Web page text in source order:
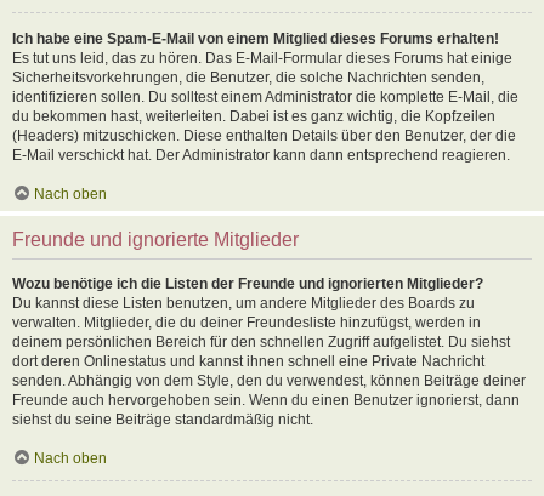
Ich habe eine Spam-E-Mail von einem Mitglied dieses Forums erhalten!
Es tut uns leid, das zu hören. Das E-Mail-Formular dieses Forums hat einige
Sicherheitsvorkehrungen, die Benutzer, die solche Nachrichten senden,
identifizieren sollen. Du solltest einem Administrator die komplette E-Mail, die
du bekommen hast, weiterleiten. Dabei ist es ganz wichtig, die Kopfzeilen
(Headers) mitzuschicken. Diese enthalten Details über den Benutzer, der die
E-Mail verschickt hat. Der Administrator kann dann entsprechend reagieren.
Nach oben
Freunde und ignorierte Mitglieder
Wozu benötige ich die Listen der Freunde und ignorierten Mitglieder?
Du kannst diese Listen benutzen, um andere Mitglieder des Boards zu
verwalten. Mitglieder, die du deiner Freundesliste hinzufügst, werden in
deinem persönlichen Bereich für den schnellen Zugriff aufgelistet. Du siehst
dort deren Onlinestatus und kannst ihnen schnell eine Private Nachricht
senden. Abhängig von dem Style, den du verwendest, können Beiträge deiner
Freunde auch hervorgehoben sein. Wenn du einen Benutzer ignorierst, dann
siehst du seine Beiträge standardmäßig nicht.
Nach oben